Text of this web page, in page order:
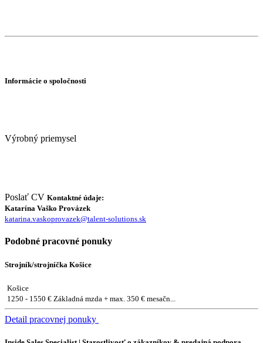
Informácie o spoločnosti
Výrobný priemysel
Poslať CV Kontaktné údaje:
Katarína Vaško Provázek
katarina.vaskoprovazek@talent-solutions.sk
Podobné pracovné ponuky
Strojník/strojníčka Košice
Košice
1250 - 1550 € Základná mzda + max. 350 € mesačn...
Detail pracovnej ponuky